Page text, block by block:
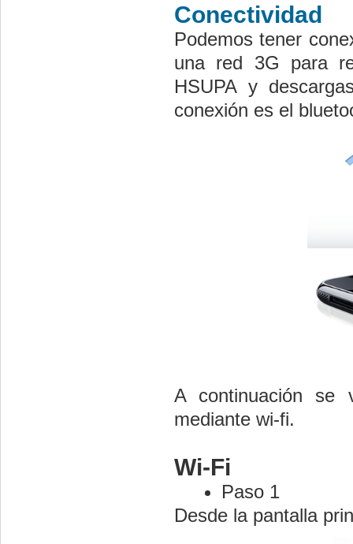
Conectividad
Podemos tener
una red 3G para
HSUPA y
conexión es el
A continuación se
mediante wi-fi.
Wi-Fi
Paso 1
Desde la pantalla